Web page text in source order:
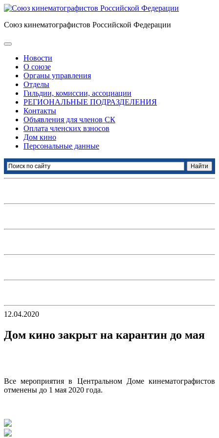
Союз кинематографистов Российской Федерации
Новости
О союзе
Органы управления
Отделы
Гильдии, комиссии, ассоциации
РЕГИОНАЛЬНЫЕ ПОДРАЗДЕЛЕНИЯ
Контакты
Объявления для членов СК
Оплата членских взносов
Дом кино
Персональные данные
12.04.2020
Дом кино закрыт на карантин до мая
Все мероприятия в Центральном Доме кинематографистов
отменены до 1 мая 2020 года.